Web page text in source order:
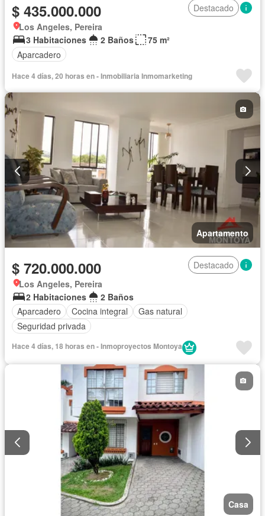
$ 435.000.000
Destacado
Los Angeles, Pereira
3 Habitaciones
2 Baños
75 m²
Aparcadero
Hace 4 días, 20 horas en - Inmobiliaria Inmomarketing
Apartamento
$ 720.000.000
Destacado
Los Angeles, Pereira
2 Habitaciones
2 Baños
Aparcadero
Cocina integral
Gas natural
Seguridad privada
Hace 4 días, 18 horas en - Inmoproyectos Montoya
Casa